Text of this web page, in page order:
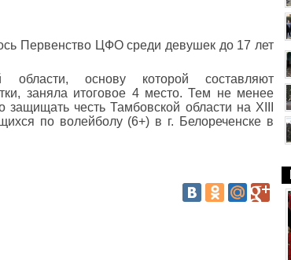
Первенство ЦФО среди девушек до 17 лет
области, основу которой составляют
заняла итоговое 4 место. Тем не менее
защищать честь Тамбовской области на XIII
по волейболу (6+) в г. Белореченске в